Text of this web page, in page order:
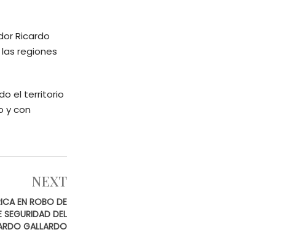
Ricardo
regiones
el territorio
y con
NEXT
EN ROBO DE
DEL
GALLARDO